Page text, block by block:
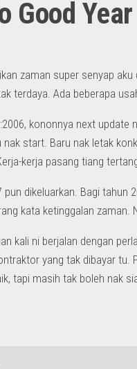
Good Year
zaman super senyap
terdaya. Ada beberapa
kononnya next
nak start. Baru nak letak
kerja pasang tiang
pun dikeluarkan. Bagi
kata ketinggalan
kali ni berjalan dengan
yang tak dibayar
tapi masih tak boleh nak